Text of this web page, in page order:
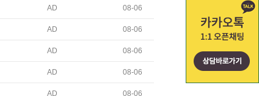
AD 08-06
AD 08-06
AD 08-06
AD 08-06
AD 08-06